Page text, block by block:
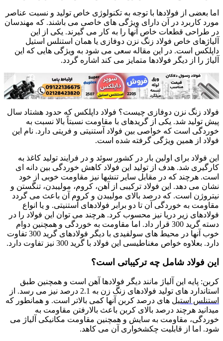
اما بعضی از فولادها با توجه به تکنولوژی خاص تولید و نسبت عناصر
مورد کاربرد در آن دارای ویژگی های خاصی می باشند. که مهندسان
در طراحی قطعات خاص آنها را به کار می گیرند. یکی از این
آلیاژهای خاص فولاد زنگ نزن دوفازی یا همان استنلس استیل
داپلکس است. در این مقاله سعی می شود به ویژگی هایی که این
آلیاژ را از دیگر فولادها متمایز می کند اشاره گردد.
فولاد زنگ نزن دوفازی چیست؟ فولاد داپلکس که حدود هشتاد سال
پیش تولید شد. یکی از گریدهای با مقاومت نسبتاً بالا نسبت به
خوردگی است که خواصی بین فولاد آستنیتی و فریتی دارد. نام این
فولاد از همین ویژگی گرفته شده است.
این فولاد برای اولین بار در کشور سوئد و در فرایند تولید کاغذ به
کارگیری شد. هدف از تولید این فولاد کاهش خوردگی بین دانه ای
است. هرچند که در مقابل سایر تنشها نیز مقاومت خوبی از خود
نشان می دهد. این فولاد ترکیبی از آهن، کروم، مولیبدن، تنگستن و
نیتروژن است. که درصد بالای مولیبدن و کروم آن باعث می گردد
مقاومت به خوردگی آن تا دو برابر فولادهای آستنیتی. و یا انواع
فولادهای زیر دریا نیز محسوب کرد. هرچند می توان این فولاد را در
دسته گرید 300 قرار داد. اما مقاومت به خوردگی و همچنین دوام
خوب آنها در محیط های سولفیدی با دیگر فولادهای گرید 300 تفاوت
دارد. بعلاوه خواص مغناطیسی این فولاد با گرید 300 نیز تفاوت دارد.
این فولاد شامل چه ترکیباتی است؟
کربن: پایه این آلیاژ مانند دیگر فولادها آهن است و همچنین طبق
استاندارد های تولید فولادهای زنگ زن به 2.1 درصد نیز می رسد. از
استنلس استیل های درصد کربن آنها کمی بالاتر است. و همانطور که
میدانید هرچند درصد بالای کربن باعث بالارفتن مقاومت به
خوردگی، مقاومت به سایش و همچنین مقاومت مکانیکی آلیاژ می
شود. اما از قابلیت چکشخواری آن می کاهد.